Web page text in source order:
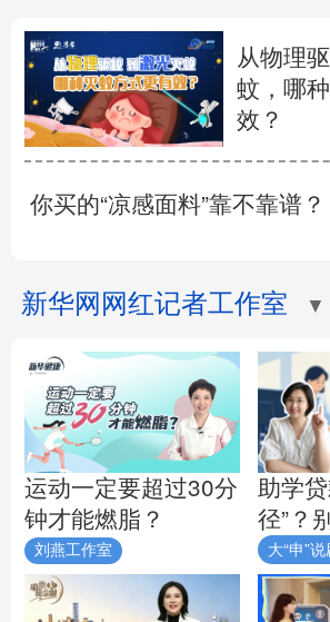
从物理
蚊，哪
效？
你买的“凉感面料”靠不靠谱？
新华网网红记者工作室 ▼
运动一定要超过30分
钟才能燃脂？
刘燕工作室
助学
径”？
大“申”